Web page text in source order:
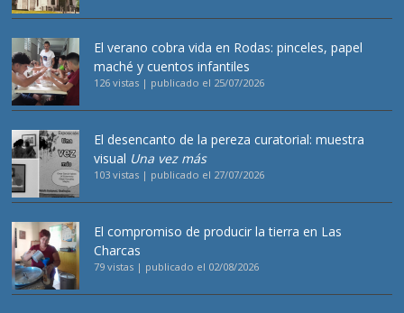
El verano cobra vida en Rodas: pinceles, papel
maché y cuentos infantiles
126 vistas | publicado el 25/07/2026
El desencanto de la pereza curatorial: muestra
visual Una vez más
103 vistas | publicado el 27/07/2026
El compromiso de producir la tierra en Las
Charcas
79 vistas | publicado el 02/08/2026